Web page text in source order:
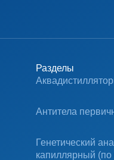
Разделы
Антитела
Генетический
капиллярный (по